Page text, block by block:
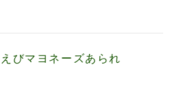
えびマヨネーズあられ